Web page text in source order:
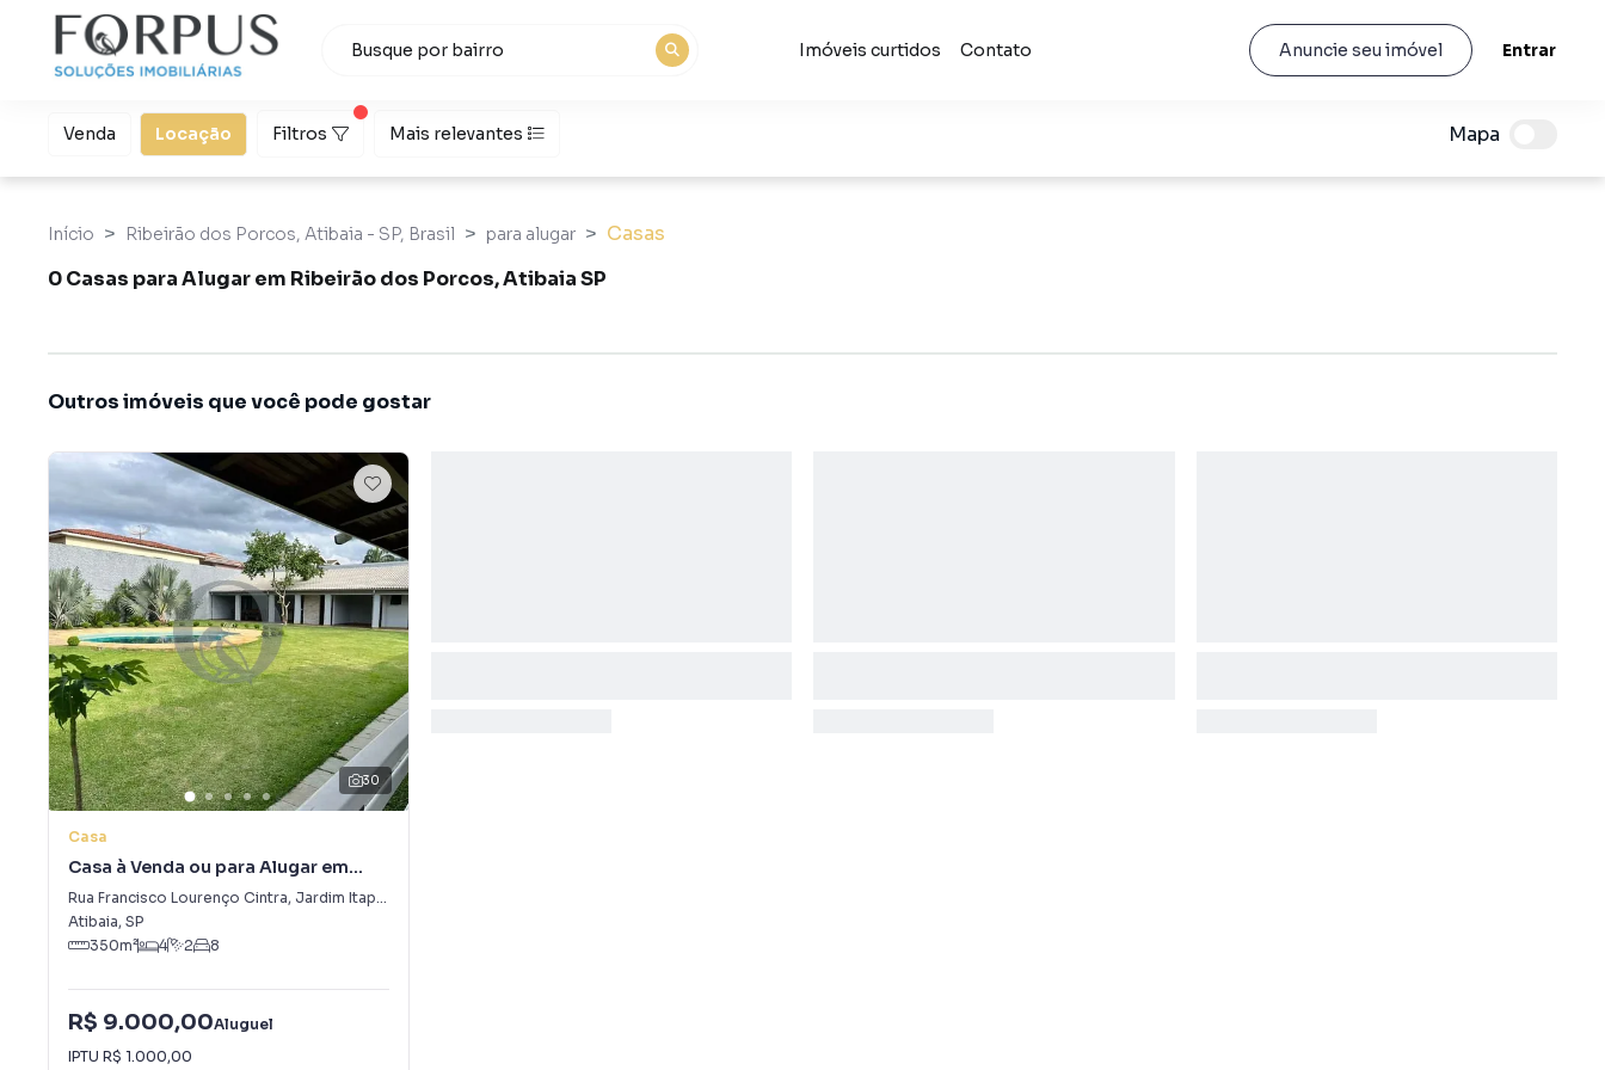
Imóveis curtidos Contato Anuncie seu imóvel Entrar
Venda Locação Filtros Mais relevantes Mapa
Início Ribeirão dos Porcos, Atibaia - SP, Brasil para alugar
Casas
0 Casas para Alugar em Ribeirão dos Porcos, Atibaia SP
Outros imóveis que você pode gostar
30
Casa
Casa à Venda ou para Alugar em
Jardim Itaperi
Rua Francisco Lourenço Cintra, Jardim Itaperi
Atibaia, SP
350m² 4 2 8
R$ 9.000,00Aluguel
IPTU R$ 1.000,00